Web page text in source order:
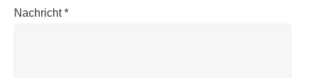
Nachricht*